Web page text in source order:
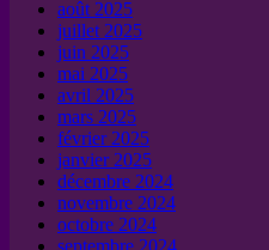
août 2025
juillet 2025
juin 2025
mai 2025
avril 2025
mars 2025
février 2025
janvier 2025
décembre 2024
novembre 2024
octobre 2024